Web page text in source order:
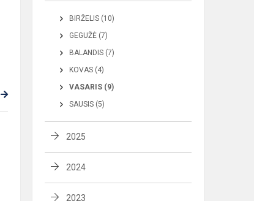
BIRŽELIS (10)
GEGUŽĖ (7)
BALANDIS (7)
KOVAS (4)
VASARIS (9)
SAUSIS (5)
2025
2024
2023